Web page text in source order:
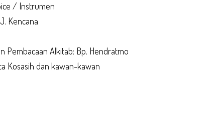
/ Instrumen
Kencana
Pembacaan Alkitab: Bp. Hendratmo
Kosasih dan kawan-kawan